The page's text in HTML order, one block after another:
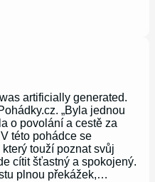
artificially generated.
„Byla jednou
o povolání a cestě za
této pohádce se
touží poznat svůj
cítit šťastný a spokojený.
plnou překážek,…